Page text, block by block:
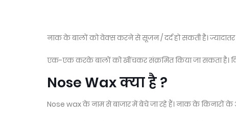
नाक के बालों को वेक्स करने से सूजन / दर्द हो सकती है।
एक-एक करके बालों को खींचकर संक्रमित किया जा सकता है।
Nose Wax क्या है ?
Nose wax के नाम से बाजार में बेचे जा रहे हैं। नाक के किनारों